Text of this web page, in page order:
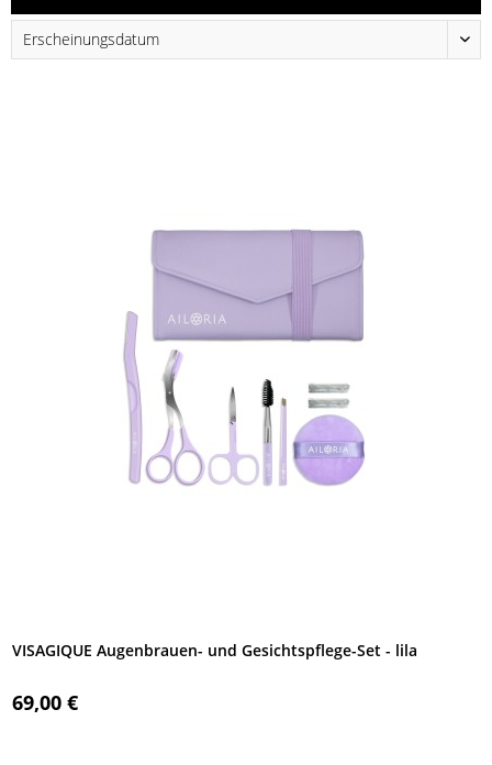
VISAGIQUE Augenbrauen- und Gesichtspflege-Set - lila
69,00 €